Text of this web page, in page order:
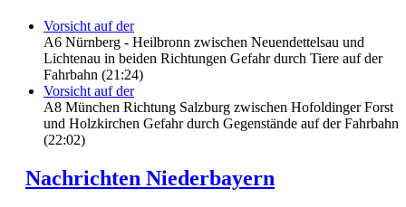
Vorsicht auf der
A6 Nürnberg - Heilbronn zwischen Neuendettelsau und
Lichtenau in beiden Richtungen Gefahr durch Tiere auf der
Fahrbahn (21:24)
Vorsicht auf der
A8 München Richtung Salzburg zwischen Hofoldinger Forst
und Holzkirchen Gefahr durch Gegenstände auf der Fahrbahn
(22:02)
Nachrichten Niederbayern